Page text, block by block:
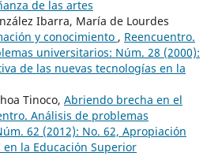
de las artes
Ibarra, María de Lourdes
y conocimiento , Reencuentro.
universitarios: Núm. 28 (2000):
de las nuevas tecnologías en la
Tinoco, Abriendo brecha en el
Análisis de problemas
62 (2012): No. 62, Apropiación
en la Educación Superior